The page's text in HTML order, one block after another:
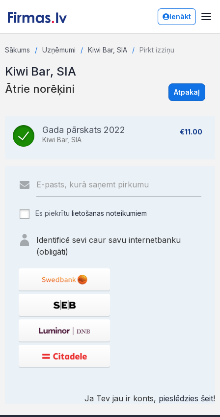
Ienākt
Sākums Uzņēmumi Kiwi Bar, SIA Pirkt izziņu
Kiwi Bar, SIA
Ātrie norēķini Atpakaļ
Gada pārskats 2022
Kiwi Bar, SIA
€11.00
Es piekrītu lietošanas noteikumiem
Identificē sevi caur savu internetbanku
(obligāti)
Ja Tev jau ir konts, pieslēdzies šeit!